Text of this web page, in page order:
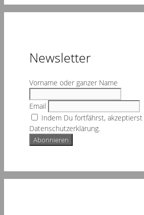
Newsletter
Vorname oder ganzer Name
Email
Indem Du fortfährst,
Datenschutzerklärung.